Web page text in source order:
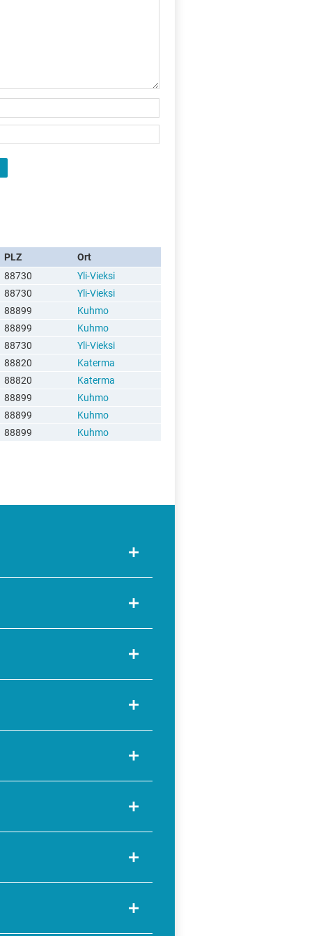
PLZ
Ort
88730
Yli-Vieksi
88730
Yli-Vieksi
88899
Kuhmo
88899
Kuhmo
88730
Yli-Vieksi
88820
Katerma
88820
Katerma
88899
Kuhmo
88899
Kuhmo
88899 Kuhmo